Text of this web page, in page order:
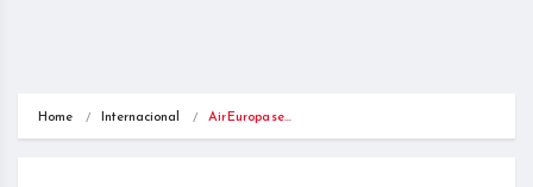
Home Internacional Air Europa se…